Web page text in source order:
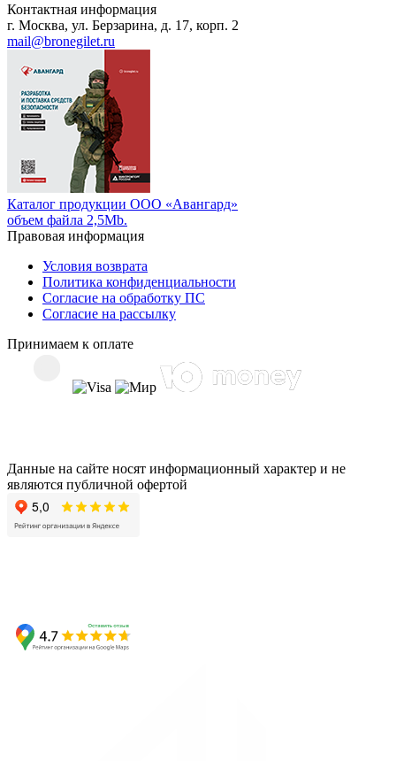
Контактная информация
г. Москва, ул. Берзарина, д. 17, корп. 2
mail@bronegilet.ru
Каталог продукции ООО «Авангард»
объем файла 2,5Mb.
Правовая информация
Условия возврата
Политика конфиденциальности
Согласие на обработку ПС
Согласие на рассылку
Принимаем к оплате
Данные на сайте носят информационный характер и не
являются публичной офертой